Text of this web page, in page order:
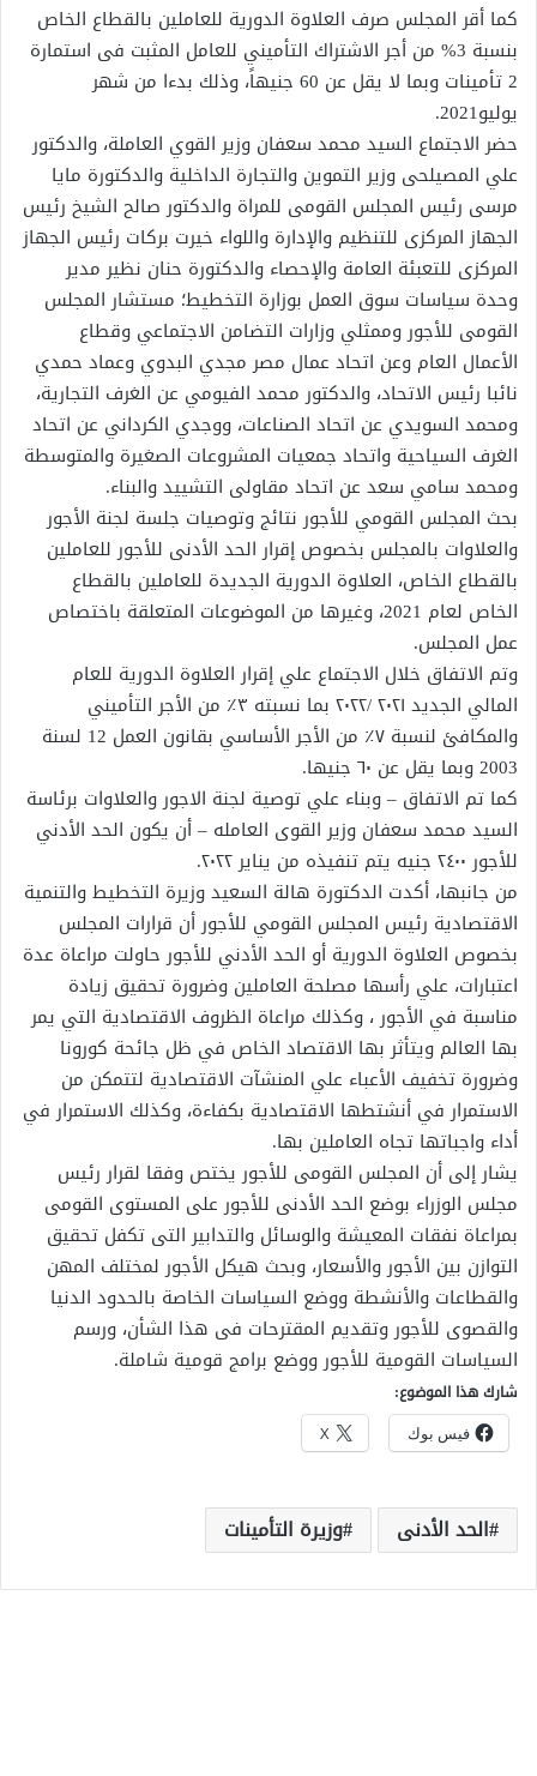
كما أقر المجلس صرف العلاوة الدورية للعاملين بالقطاع الخاص
بنسبة 3% من أجر الاشتراك التأميني للعامل المثبت فى استمارة
2 تأمينات وبما لا يقل عن 60 جنيهاً، وذلك بدءا من شهر
يوليو2021.
حضر الاجتماع السيد محمد سعفان وزير القوي العاملة، والدكتور
علي المصيلحى وزير التموين والتجارة الداخلية والدكتورة مايا
مرسى رئيس المجلس القومى للمراة والدكتور صالح الشيخ رئيس
الجهاز المركزى للتنظيم والإدارة واللواء خيرت بركات رئيس الجهاز
المركزى للتعبئة العامة والإحصاء والدكتورة حنان نظير مدير
وحدة سياسات سوق العمل بوزارة التخطيط؛ مستشار المجلس
القومى للأجور وممثلي وزارات التضامن الاجتماعي وقطاع
الأعمال العام وعن اتحاد عمال مصر مجدي البدوي وعماد حمدي
نائبا رئيس الاتحاد، والدكتور محمد الفيومي عن الغرف التجارية،
ومحمد السويدي عن اتحاد الصناعات، ووجدي الكرداني عن اتحاد
الغرف السياحية واتحاد جمعيات المشروعات الصغيرة والمتوسطة
ومحمد سامي سعد عن اتحاد مقاولى التشييد والبناء.
بحث المجلس القومي للأجور نتائج وتوصيات جلسة لجنة الأجور
والعلاوات بالمجلس بخصوص إقرار الحد الأدنى للأجور للعاملين
بالقطاع الخاص، العلاوة الدورية الجديدة للعاملين بالقطاع
الخاص لعام 2021، وغيرها من الموضوعات المتعلقة باختصاص
عمل المجلس.
وتم الاتفاق خلال الاجتماع علي إقرار العلاوة الدورية للعام
المالي الجديد ٢٠٢١ /٢٠٢٢ بما نسبته ٣٪؜ من الأجر التأميني
والمكافئ لنسبة ٧٪؜ من الأجر الأساسي بقانون العمل 12 لسنة
2003 وبما يقل عن ٦٠ جنيها.
كما تم الاتفاق – وبناء علي توصية لجنة الاجور والعلاوات برئاسة
السيد محمد سعفان وزير القوى العامله – أن يكون الحد الأدني
للأجور ٢٤٠٠ جنيه يتم تنفيذه من يناير ٢٠٢٢.
من جانبها، أكدت الدكتورة هالة السعيد وزيرة التخطيط والتنمية
الاقتصادية رئيس المجلس القومي للأجور أن قرارات المجلس
بخصوص العلاوة الدورية أو الحد الأدني للأجور حاولت مراعاة عدة
اعتبارات، علي رأسها مصلحة العاملين وضرورة تحقيق زيادة
مناسبة في الأجور ، وكذلك مراعاة الظروف الاقتصادية التي يمر
بها العالم ويتأثر بها الاقتصاد الخاص في ظل جائحة كورونا
وضرورة تخفيف الأعباء علي المنشآت الاقتصادية لتتمكن من
الاستمرار في أنشتطها الاقتصادية بكفاءة، وكذلك الاستمرار في
أداء واجباتها تجاه العاملين بها.
يشار إلى أن المجلس القومى للأجور يختص وفقا لقرار رئيس
مجلس الوزراء بوضع الحد الأدنى للأجور على المستوى القومى
بمراعاة نفقات المعيشة والوسائل والتدابير التى تكفل تحقيق
التوازن بين الأجور والأسعار، وبحث هيكل الأجور لمختلف المهن
والقطاعات والأنشطة ووضع السياسات الخاصة بالحدود الدنيا
والقصوى للأجور وتقديم المقترحات فى هذا الشأن، ورسم
السياسات القومية للأجور ووضع برامج قومية شاملة.
شارك هذا الموضوع:
فيس بوك X
الحد الأدنى وزيرة التأمينات